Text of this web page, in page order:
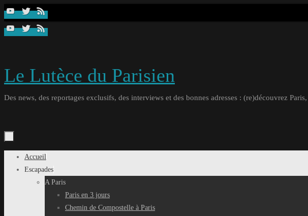
Passer
contenu
Le Lutèce du Parisien
Des news, des reportages exclusifs, des interviews et des bonnes adresses : (re)découvrez
Passer
Accueil
Escapades
A Paris
Paris en 3 jours
Chemin de Compostelle à Paris